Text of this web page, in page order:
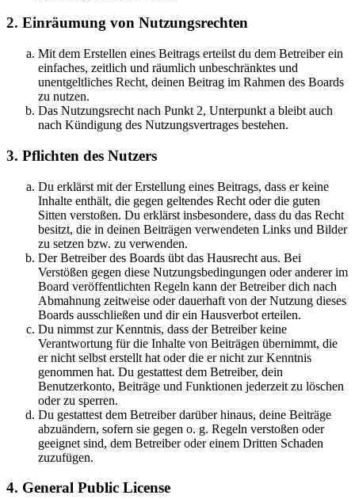
2. Einräumung von Nutzungsrechten
Mit dem Erstellen eines Beitrags erteilst du dem Betreiber ein
einfaches, zeitlich und räumlich unbeschränktes und
unentgeltliches Recht, deinen Beitrag im Rahmen des Boards
zu nutzen.
Das Nutzungsrecht nach Punkt 2, Unterpunkt a bleibt auch
nach Kündigung des Nutzungsvertrages bestehen.
3. Pflichten des Nutzers
Du erklärst mit der Erstellung eines Beitrags, dass er keine
Inhalte enthält, die gegen geltendes Recht oder die guten
Sitten verstoßen. Du erklärst insbesondere, dass du das Recht
besitzt, die in deinen Beiträgen verwendeten Links und Bilder
zu setzen bzw. zu verwenden.
Der Betreiber des Boards übt das Hausrecht aus. Bei
Verstößen gegen diese Nutzungsbedingungen oder anderer im
Board veröffentlichten Regeln kann der Betreiber dich nach
Abmahnung zeitweise oder dauerhaft von der Nutzung dieses
Boards ausschließen und dir ein Hausverbot erteilen.
Du nimmst zur Kenntnis, dass der Betreiber keine
Verantwortung für die Inhalte von Beiträgen übernimmt, die
er nicht selbst erstellt hat oder die er nicht zur Kenntnis
genommen hat. Du gestattest dem Betreiber, dein
Benutzerkonto, Beiträge und Funktionen jederzeit zu löschen
oder zu sperren.
Du gestattest dem Betreiber darüber hinaus, deine Beiträge
abzuändern, sofern sie gegen o. g. Regeln verstoßen oder
geeignet sind, dem Betreiber oder einem Dritten Schaden
zuzufügen.
4. General Public License